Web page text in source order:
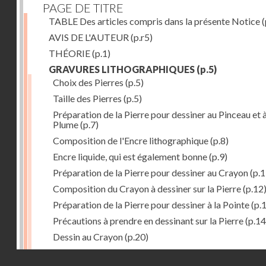
PAGE DE TITRE
TABLE Des articles compris dans la présente Notice
AVIS DE L'AUTEUR (p.r5)
THÉORIE(p.1)
GRAVURES LITHOGRAPHIQUES (p.5)
Choix des Pierres (p.5)
Taille des Pierres (p.5)
Préparation de la Pierre pour dessiner au Pinceau et
Plume(p.7)
Composition de l'Encre lithographique(p.8)
Encre liquide, qui est également bonne(p.9)
Préparation de la Pierre pour dessiner au Crayon
Composition du Crayon à dessiner sur la Pierre(p.12)
Préparation de la Pierre pour dessiner à la Pointe
Précautions à prendre en dessinant sur la Pierre
Dessin au Crayon(p.20)
Dessin à l'Encre(p.21)